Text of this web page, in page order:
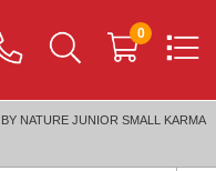
0
NATURE JUNIOR SMALL KARMA